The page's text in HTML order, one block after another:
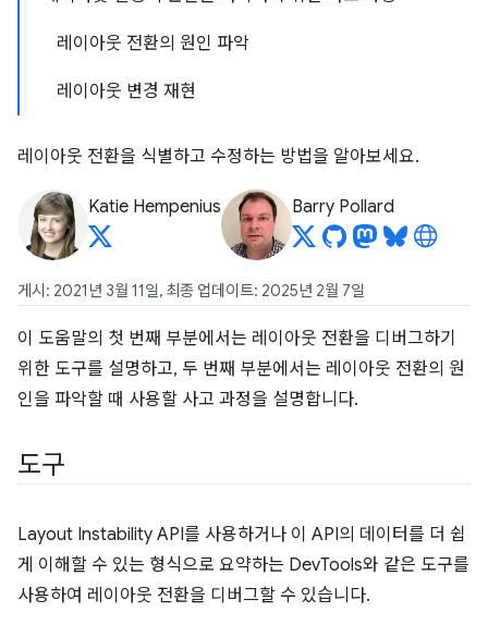
레이아웃 전환의 원인 파악
레이아웃 변경 재현
레이아웃 전환을 식별하고 수정하는 방법을 알아보세요.
Katie Hempenius Barry Pollard
게시: 2021년 3월 11일, 최종 업데이트: 2025년 2월 7일
이 도움말의 첫 번째 부분에서는 레이아웃 전환을 디버그하기
위한 도구를 설명하고, 두 번째 부분에서는 레이아웃 전환의 원
인을 파악할 때 사용할 사고 과정을 설명합니다.
도구
Layout Instability API를 사용하거나 이 API의 데이터를 더 쉽
게 이해할 수 있는 형식으로 요약하는 DevTools와 같은 도구를
사용하여 레이아웃 전환을 디버그할 수 있습니다.